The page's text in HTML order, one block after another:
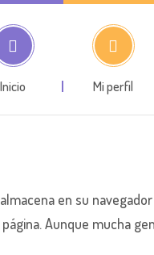
Inicio Mi perfil
en su
Aunque mucha